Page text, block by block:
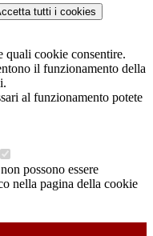
tutti i cookies
quali cookie consentire.
il funzionamento della
al funzionamento potete
possono essere
nella pagina della cookie